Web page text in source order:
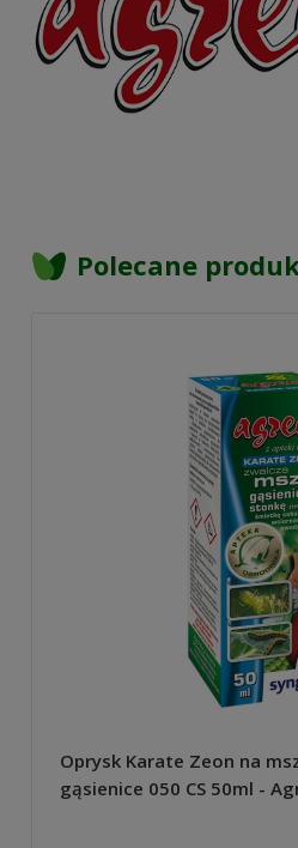
Polecane
Oprysk Karate Zeon na
gąsienice 050 CS 50ml -